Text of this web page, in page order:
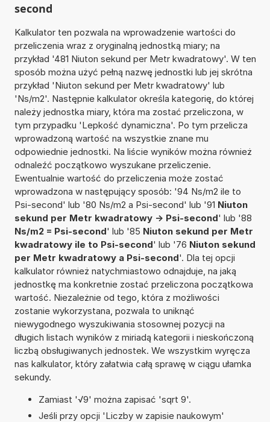
second
Kalkulator ten pozwala na wprowadzenie wartości do
przeliczenia wraz z oryginalną jednostką miary; na
przykład '481 Niuton sekund per Metr kwadratowy'. W ten
sposób można użyć pełną nazwę jednostki lub jej skrótna
przykład 'Niuton sekund per Metr kwadratowy' lub
'Ns/m2'. Następnie kalkulator określa kategorię, do której
należy jednostka miary, która ma zostać przeliczona, w
tym przypadku 'Lepkość dynamiczna'. Po tym przelicza
wprowadzoną wartość na wszystkie znane mu
odpowiednie jednostki. Na liście wyników można również
odnaleźć początkowo wyszukane przeliczenie.
Ewentualnie wartość do przeliczenia może zostać
wprowadzona w następujący sposób: '94 Ns/m2 ile to
Psi-second' lub '80 Ns/m2 a Psi-second' lub '91 Niuton
sekund per Metr kwadratowy -> Psi-second' lub '88
Ns/m2 = Psi-second' lub '85 Niuton sekund per Metr
kwadratowy ile to Psi-second' lub '76 Niuton sekund
per Metr kwadratowy a Psi-second'. Dla tej opcji
kalkulator również natychmiastowo odnajduje, na jaką
jednostkę ma konkretnie zostać przeliczona początkowa
wartość. Niezależnie od tego, która z możliwości
zostanie wykorzystana, pozwala to uniknąć
niewygodnego wyszukiwania stosownej pozycji na
długich listach wyników z miriadą kategorii i nieskończoną
liczbą obsługiwanych jednostek. We wszystkim wyręcza
nas kalkulator, który załatwia całą sprawę w ciągu ułamka
sekundy.
Zamiast '√9' można zapisać 'sqrt 9'.
Jeśli przy opcji 'Liczby w zapisie naukowym'